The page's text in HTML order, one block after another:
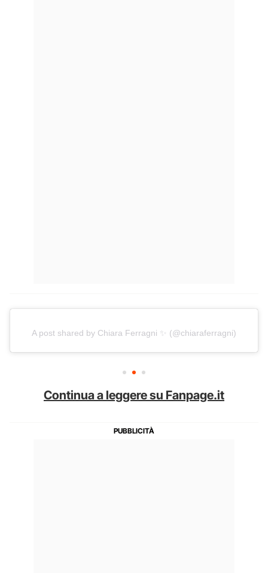
A post shared by Chiara Ferragni ✨ (@chiaraferragni)
Continua a leggere su Fanpage.it